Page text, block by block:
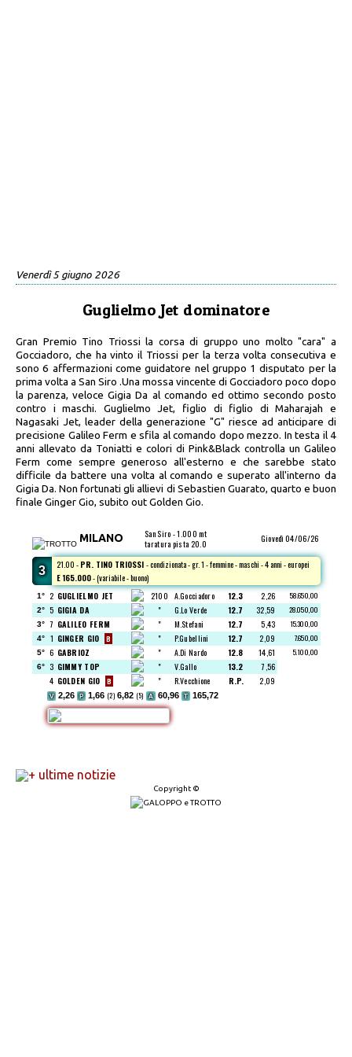
Venerdì 5 giugno 2026
Guglielmo Jet dominatore
Gran Premio Tino Triossi la corsa di gruppo uno molto "cara" a
Gocciadoro, che ha vinto il Triossi per la terza volta consecutiva e
sono 6 affermazioni come guidatore nel gruppo 1 disputato per la
prima volta a San Siro .Una mossa vincente di Gocciadoro poco dopo
la parenza, veloce Gigia Da al comando ed ottimo secondo posto
contro i maschi. Guglielmo Jet, figlio di figlio di Maharajah e
Nagasaki Jet, leader della generazione "G" riesce ad anticipare di
precisione Galileo Ferm e sfila al comando dopo mezzo. In testa il 4
anni allevato da Toniatti e colori di Pink&Black controlla un Galileo
Ferm come sempre generoso all'esterno e che sarebbe stato
difficile da battere una volta al comando e superato all'interno da
Gigia Da. Non fortunati gli allievi di Sebastien Guarato, quarto e buon
finale Ginger Gio, subito out Golden Gio.
MILANO
San Siro - 1.000 mt
taratura pista 20.0 Giovedì 04/06/26
3 21.00 - PR. TINO TRIOSSI - condizionata - gr. 1 - femmine - maschi - 4 anni - europei
E 165.000-(variabile - buono)
1° 2 GUGLIELMO JET 2100 A.Gocciadoro 12.3 2,26 58.650,00
2° 5 GIGIA DA " G.Lo Verde 12.7 32,59 28.050,00
3° 7 GALILEO FERM " M.Stefani 12.7 5,43 15.300,00
4° 1 GINGER GIO B " P.Gubellini 12.7 2,09 7.650,00
5° 6 GABRIOZ " A.Di Nardo 12.8 14,61 5.100,00
6° 3 GIMMY TOP " V.Gallo 13.2
7,56
4 GOLDEN GIO B " R.Vecchione R.P. 2,09
V 2,26 P 1,66 (2) 6,82 (5) A 60,96 T 165,72
+ ultime notizie
Copyright ©